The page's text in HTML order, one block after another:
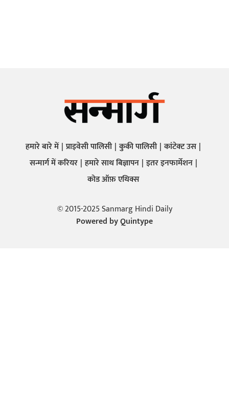
हमारे बारे में प्राइवेसी पालिसी कुकी पालिसी कांटेक्ट उस
सन्मार्ग में करियर हमारे साथ बिज्ञापन इतर इनफार्मेशन
कोड ऑफ़ एथिक्स
© 2015-2025 Sanmarg Hindi Daily
Powered byQuintype